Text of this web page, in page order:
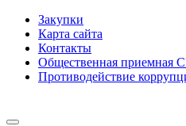
Закупки
Карта сайта
Контакты
Общественная приемная
Противодействие